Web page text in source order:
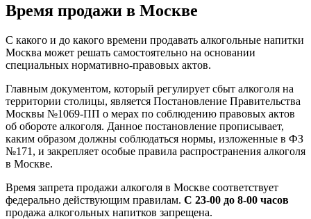
Время продажи в Москве
С какого и до какого времени продавать алкогольные напитки
Москва может решать самостоятельно на основании
специальных нормативно-правовых актов.
Главным документом, который регулирует сбыт алкоголя на
территории столицы, является Постановление Правительства
Москвы №1069-ПП о мерах по соблюдению правовых актов
об обороте алкоголя. Данное постановление прописывает,
каким образом должны соблюдаться нормы, изложенные в ФЗ
№171, и закрепляет особые правила распространения алкоголя
в Москве.
Время запрета продажи алкоголя в Москве соответствует
федерально действующим правилам. С 23-00 до 8-00 часов
продажа алкогольных напитков запрещена.